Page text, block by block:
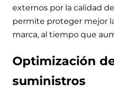
externos por la calidad
permite proteger mejor
marca, al tiempo que
Optimización
suministros